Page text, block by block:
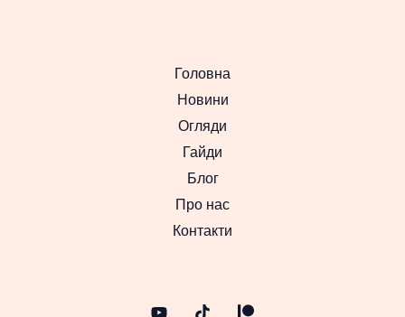
Головна
Новини
Огляди
Гайди
Блог
Про нас
Контакти